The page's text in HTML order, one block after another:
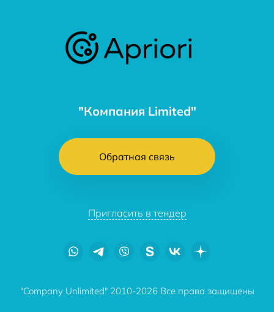
"Компания Limited"
Обратная связь
Пригласить в тендер
"Company Unlimited" 2010-2026 Все права защищены